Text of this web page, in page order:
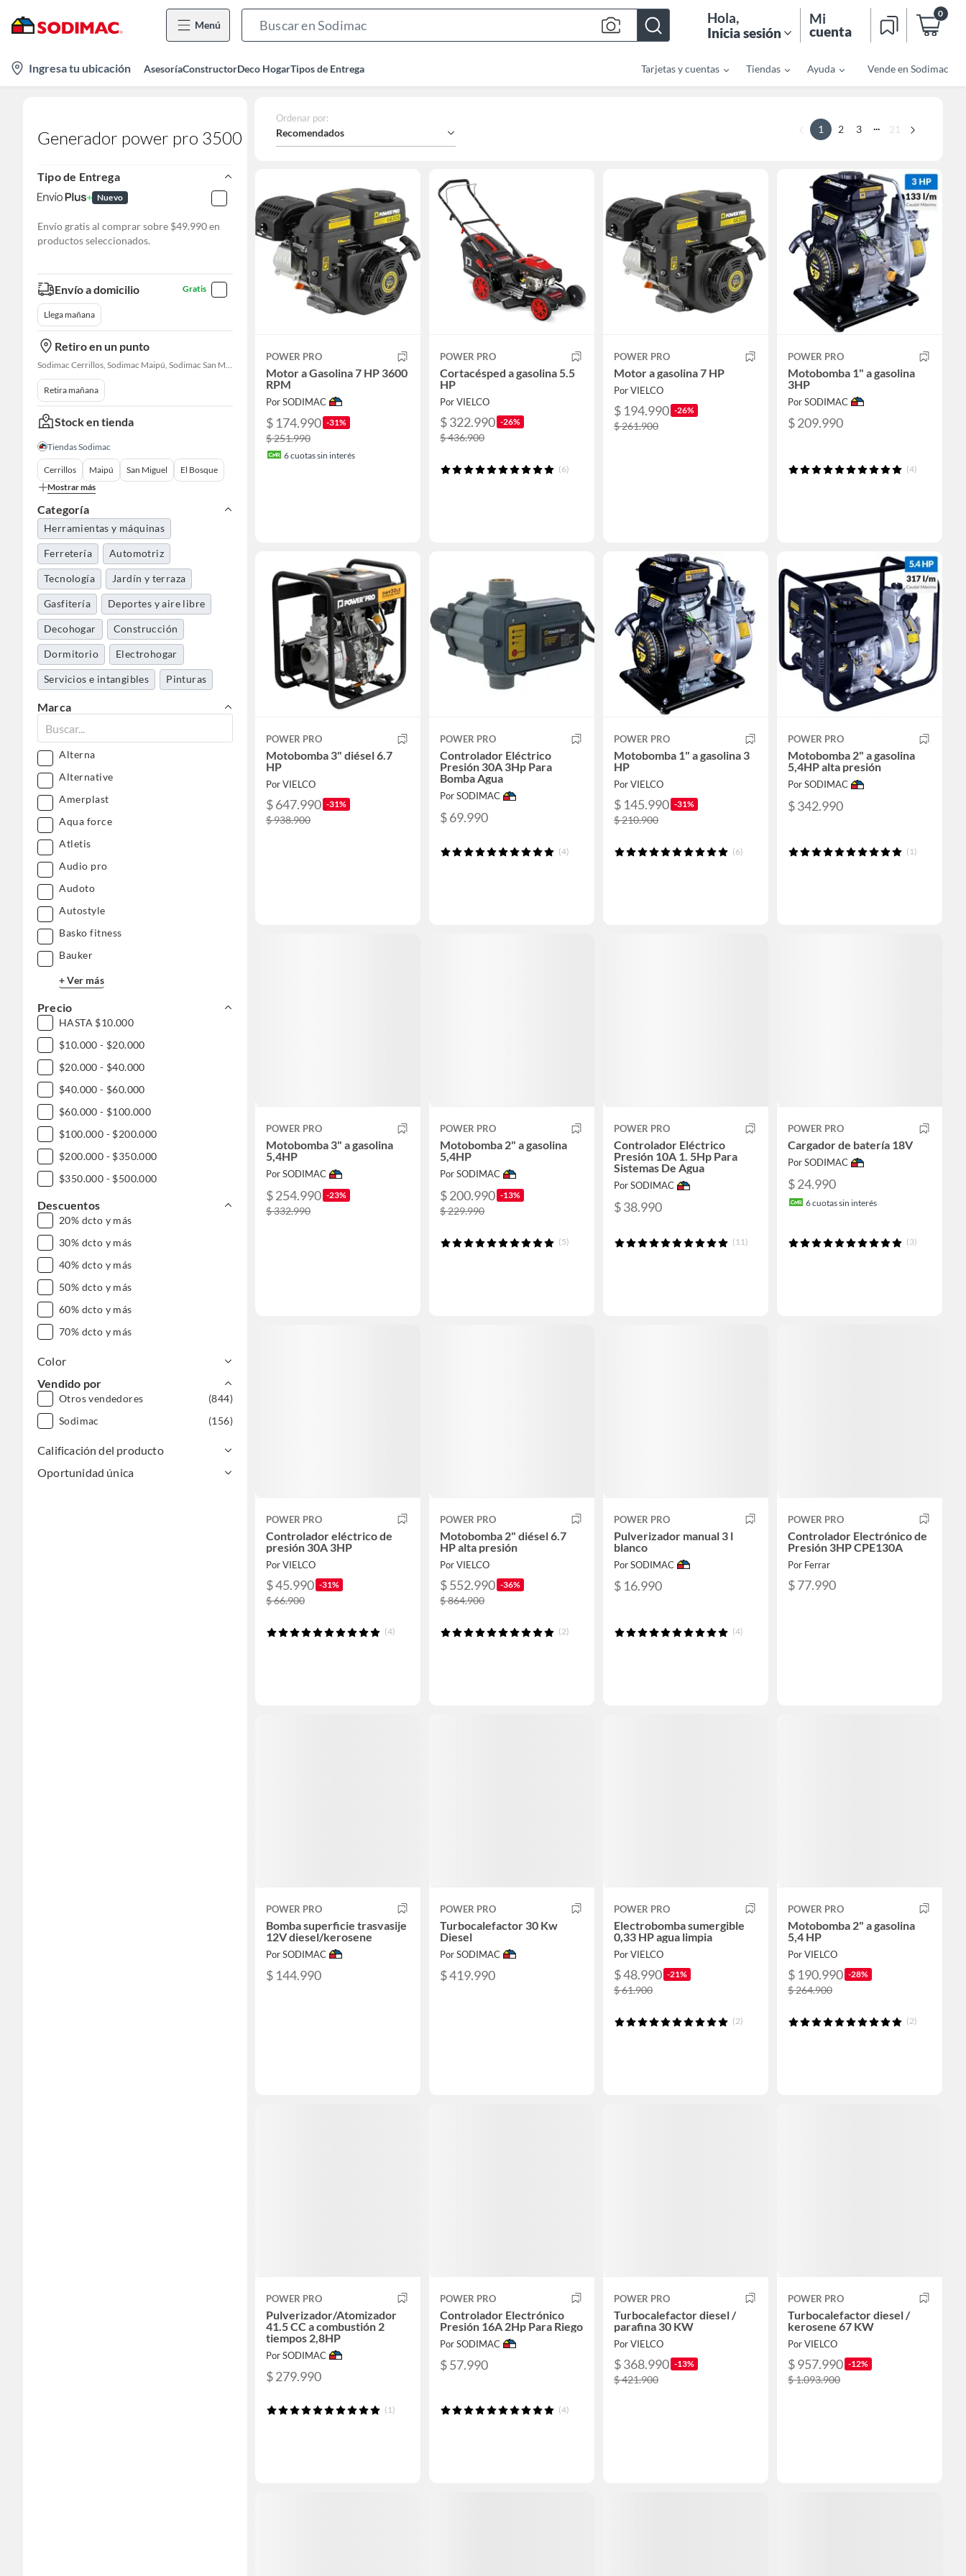
Menú
Bar
Hola,
Inicia sesión
Mi
cuenta
0
location-
icon
Ingresa tu ubicación AsesoríaConstructorDeco HogarTipos de Entrega Tarjetas y cuentas Tiendas Ayuda Vende en Sodimac
Generador power pro 3500
Tipo de Entrega
Nuevo
Envío gratis al comprar sobre $49.990 en
productos seleccionados.
Envío a domicilio Gratis
Llega mañana
Retiro en un punto
Sodimac Cerrillos, Sodimac Maipú, Sodimac San Miguel, Sodimac El Bosque, Sodimac San Bernardo, Constructor Cantagallo, Sodimac Talagante, Sodimac San Fernando
Retira mañana
Stock en tienda
Tiendas Sodimac
Cerrillos Maipú San Miguel
El Bosque
Mostrar más
Categoría
Herramientas y máquinas
Ferretería Automotriz
Tecnología Jardín y terraza
Gasfitería Deportes y aire libre
Decohogar Construcción
Dormitorio Electrohogar
Servicios e intangibles Pinturas
Cocina y baño
Aseo y limpieza
Mascotas
Marca
Alterna
Alternative
Amerplast
Aqua force
Atletis
Audio pro
Audoto
Autostyle
Basko fitness
Bauker
+ Ver más
Precio
HASTA $10.000
$10.000 - $20.000
$20.000 - $40.000
$40.000 - $60.000
$60.000 - $100.000
$100.000 - $200.000
$200.000 - $350.000
$350.000 - $500.000
$500.000 - $1.000.000
DESDE $1.000.000
Descuentos
20% dcto y más
30% dcto y más
40% dcto y más
50% dcto y más
60% dcto y más
70% dcto y más
Color
Vendido por
Otros vendedores
(844)
Sodimac
(156)
Calificación del producto
Oportunidad única
Ordenar por:
Recomendados 1 2 3 ... 21
POWER PRO
Motor a Gasolina 7 HP 3600
RPM
Por SODIMAC
$ 174.990 -31%
$ 251.990
6cuotas sin interés
POWER PRO
Cortacésped a gasolina 5.5
HP
Por VIELCO
$ 322.990 -26%
$ 436.900
(6)
POWER PRO
Motor a gasolina 7 HP
Por VIELCO
$ 194.990 -26%
$ 261.900
POWER PRO
Motobomba 1" a gasolina
3HP
Por SODIMAC
$ 209.990
(4)
POWER PRO
Motobomba 3" diésel 6.7
HP
Por VIELCO
$ 647.990 -31%
$ 938.900
POWER PRO
Controlador Eléctrico
Presión 30A 3Hp Para
Bomba Agua
Por SODIMAC
$ 69.990
(4)
POWER PRO
Motobomba 1" a gasolina 3
HP
Por VIELCO
$ 145.990 -31%
$ 210.900
(6)
POWER PRO
Motobomba 2" a gasolina
5,4HP alta presión
Por SODIMAC
$ 342.990
(1)
POWER PRO
Motobomba 3" a gasolina
5,4HP
Por SODIMAC
$ 254.990 -23%
$ 332.990
POWER PRO
Motobomba 2" a gasolina
5,4HP
Por SODIMAC
$ 200.990 -13%
$ 229.990
(5)
POWER PRO
Controlador Eléctrico
Presión 10A 1. 5Hp Para
Sistemas De Agua
Por SODIMAC
$ 38.990
(11)
POWER PRO
Cargador de batería 18V
Por SODIMAC
$ 24.990
6cuotas sin interés
(3)
POWER PRO
Controlador eléctrico de
presión 30A 3HP
Por VIELCO
$ 45.990 -31%
$ 66.900
(4)
POWER PRO
Motobomba 2" diésel 6.7
HP alta presión
Por VIELCO
$ 552.990 -36%
$ 864.900
(2)
POWER PRO
Pulverizador manual 3 l
blanco
Por SODIMAC
$ 16.990
(4)
POWER PRO
Controlador Electrónico de
Presión 3HP CPE130A
Por Ferrar
$ 77.990
POWER PRO
Bomba superficie trasvasije
12V diesel/kerosene
Por SODIMAC
$ 144.990
POWER PRO
Turbocalefactor 30 Kw
Diesel
Por SODIMAC
$ 419.990
POWER PRO
Electrobomba sumergible
0,33 HP agua limpia
Por VIELCO
$ 48.990 -21%
$ 61.900
(2)
POWER PRO
Motobomba 2" a gasolina
5,4 HP
Por VIELCO
$ 190.990 -28%
$ 264.900
(2)
POWER PRO
Pulverizador/Atomizador
41.5 CC a combustión 2
tiempos 2,8HP
Por SODIMAC
$ 279.990
(1)
POWER PRO
Controlador Electrónico
Presión 16A 2Hp Para Riego
Por SODIMAC
$ 57.990
(4)
POWER PRO
Turbocalefactor diesel /
parafina 30 KW
Por VIELCO
$ 368.990 -13%
$ 421.900
POWER PRO
Turbocalefactor diesel /
kerosene 67 KW
Por VIELCO
$ 957.990 -12%
$ 1.093.900